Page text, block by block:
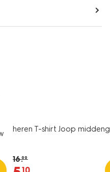
heren T-shirt Joop
16.99